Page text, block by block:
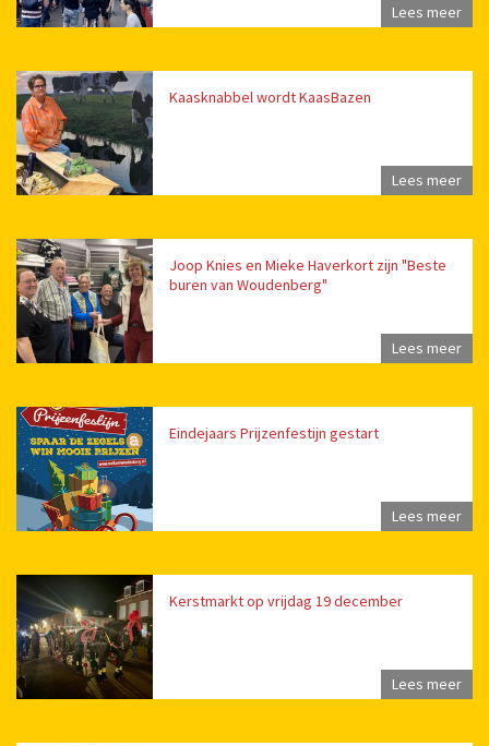
Lees meer
Kaasknabbel wordt KaasBazen
Lees meer
Joop Knies en Mieke Haverkort zijn "Beste
buren van Woudenberg"
Lees meer
Eindejaars Prijzenfestijn gestart
Lees meer
Kerstmarkt op vrijdag 19 december
Lees meer